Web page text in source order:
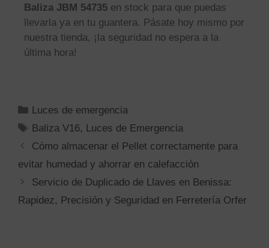
Baliza JBM 54735 en stock para que puedas
llevarla ya en tu guantera. Pásate hoy mismo por
nuestra tienda, ¡la seguridad no espera a la
última hora!
Luces de emergencia
Baliza V16, Luces de Emergencia
Cómo almacenar el Pellet correctamente para
evitar humedad y ahorrar en calefacción
Servicio de Duplicado de Llaves en Benissa:
Rapidez, Precisión y Seguridad en Ferretería Orfer